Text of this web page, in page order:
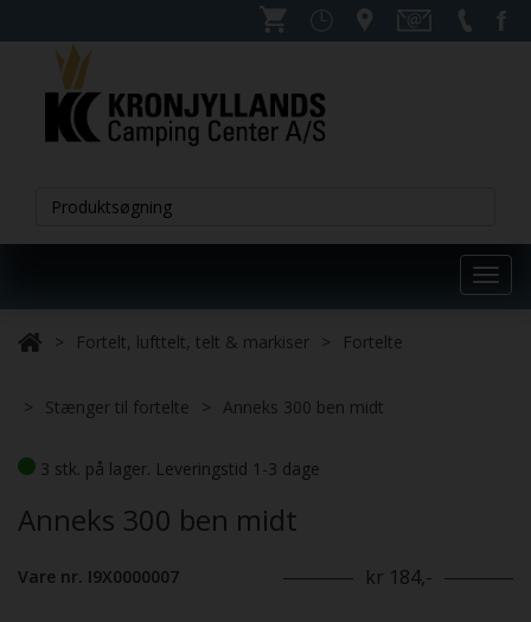
Fortelt, lufttelt, telt & markiser Fortelte
Stænger til fortelte Anneks 300 ben midt
3 stk. på lager. Leveringstid 1-3 dage
Anneks 300 ben midt
Vare nr. I9X0000007 kr 184,-